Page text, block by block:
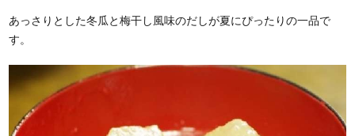
あっさりとした冬瓜と梅干し風味のだしが夏にぴったりの一品で
す。